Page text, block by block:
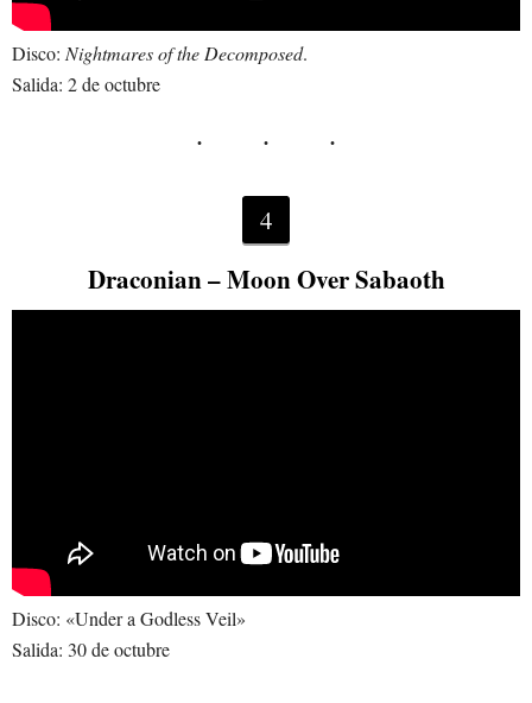
Disco: Nightmares of the Decomposed.
Salida: 2 de octubre
4
Draconian – Moon Over Sabaoth
Disco: «Under a Godless Veil»
Salida: 30 de octubre